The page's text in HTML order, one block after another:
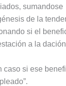
de la
si el
a la
si ese